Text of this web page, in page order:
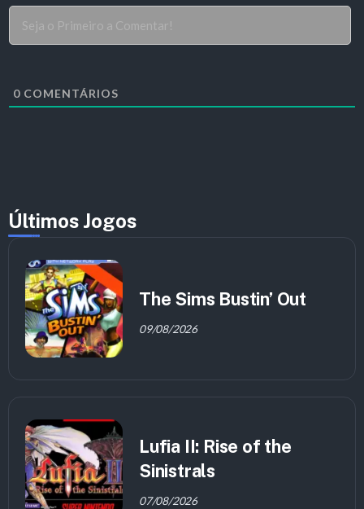
0 COMENTÁRIOS
Últimos Jogos
The Sims Bustin’ Out
09/08/2026
Lufia II: Rise of the
Sinistrals
07/08/2026